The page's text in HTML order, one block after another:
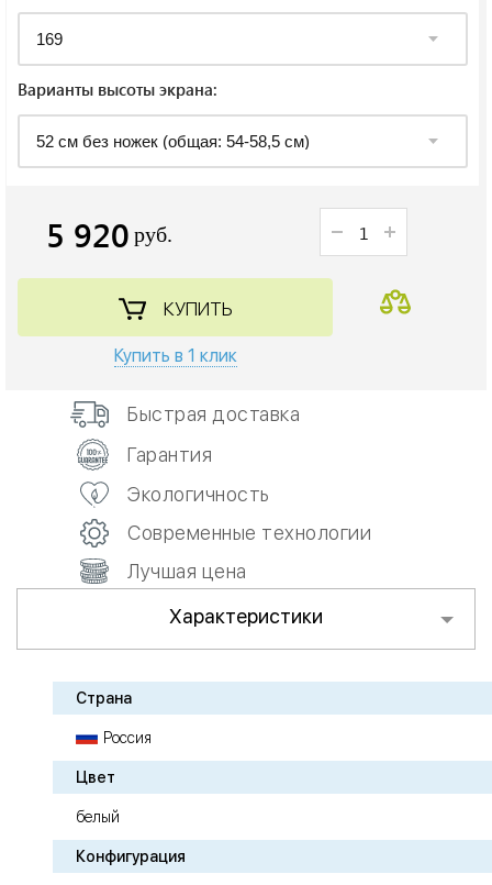
Варианты высоты экрана:
5 920 руб.
КУПИТЬ
Купить в 1 клик
Быстрая доставка
Гарантия
Экологичность
Современные технологии
Лучшая цена
Характеристики
Страна
Россия
Цвет
белый
Конфигурация